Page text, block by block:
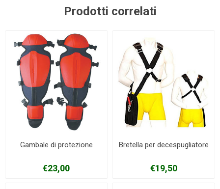
Prodotti correlati
Gambale di protezione
€23,00
Bretella per decespugliatore
€19,50